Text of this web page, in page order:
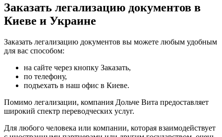
Заказать легализацию документов в
Киеве и Украине
Заказать легализацию документов вы можете любым удобным
для вас способом:
на сайте через кнопку Заказать,
по телефону,
подъехать в наш офис в Киеве.
Помимо легализации, компания Дольче Вита предоставляет
широкий спектр переводческих услуг.
Для любого человека или компании, которая взаимодействует